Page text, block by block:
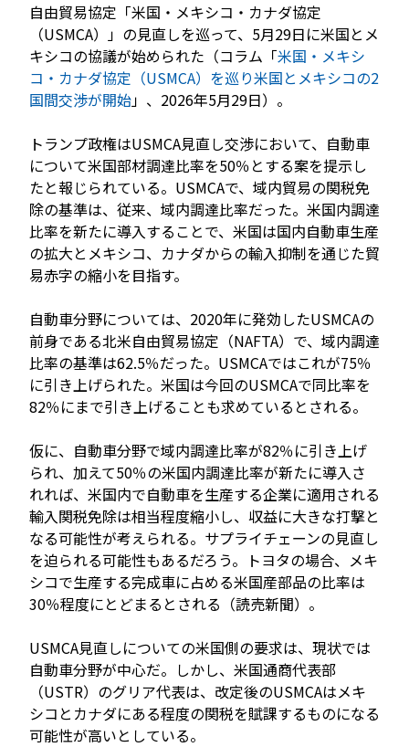
自由貿易協定「米国・メキシコ・カナダ協定
（USMCA）」の見直しを巡って、5月29日に米国とメ
キシコの協議が始められた（コラム「米国・メキシ
コ・カナダ協定（USMCA）を巡り米国とメキシコの2
国間交渉が開始」、2026年5月29日）。
トランプ政権はUSMCA見直し交渉において、自動車
について米国部材調達比率を50％とする案を提示し
たと報じられている。USMCAで、域内貿易の関税免
除の基準は、従来、域内調達比率だった。米国内調達
比率を新たに導入することで、米国は国内自動車生産
の拡大とメキシコ、カナダからの輸入抑制を通じた貿
易赤字の縮小を目指す。
自動車分野については、2020年に発効したUSMCAの
前身である北米自由貿易協定（NAFTA）で、域内調達
比率の基準は62.5％だった。USMCAではこれが75％
に引き上げられた。米国は今回のUSMCAで同比率を
82％にまで引き上げることも求めているとされる。
仮に、自動車分野で域内調達比率が82％に引き上げ
られ、加えて50％の米国内調達比率が新たに導入さ
れれば、米国内で自動車を生産する企業に適用される
輸入関税免除は相当程度縮小し、収益に大きな打撃と
なる可能性が考えられる。サプライチェーンの見直し
を迫られる可能性もあるだろう。トヨタの場合、メキ
シコで生産する完成車に占める米国産部品の比率は
30％程度にとどまるとされる（読売新聞）。
USMCA見直しについての米国側の要求は、現状では
自動車分野が中心だ。しかし、米国通商代表部
（USTR）のグリア代表は、改定後のUSMCAはメキ
シコとカナダにある程度の関税を賦課するものになる
可能性が高いとしている。